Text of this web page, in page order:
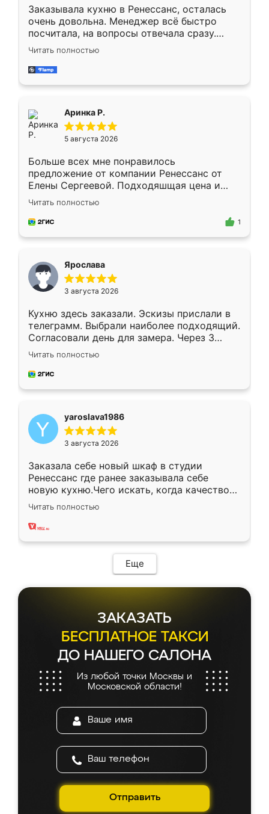
Заказывала кухню в Ренессанс, осталась
очень довольна. Менеджер всё быстро
посчитала, на вопросы отвечала сразу.
Замерщик приехал в субботу, подошёл к
делу со всей ответственностью. Собрали
за день, ребята работали аккуратно, даже
Читать полностью
Аринка Р.
5 августа 2026
Больше всех мне понравилось
предложение от компании Ренессанс от
Елены Сергеевой. Подходяшщая цена и
короткие сроки изготовления. Приехавший
для замера сотрудник Владислав
предложил по моему эскизу самый
Читать полностью
1
Ярослава
3 августа 2026
Кухню здесь заказали. Эскизы прислали в
телеграмм. Выбрали наиболее подходящий.
Согласовали день для замера. Через 3
недели кухня была уже готова. Остались
довольны работой. Спасибо Ренессанс
мебель за качественную работу!
Читать полностью
yaroslava1986
3 августа 2026
Заказала себе новый шкаф в студии
Ренессанс где ранее заказывала себе
новую кухню.Чего искать, когда качеством
вполне довольна. Служит кухня уже почти
два года, нареканий нет.
Читать полностью
Еще
ЗАКАЗАТЬ
БЕСПЛАТНОЕ ТАКСИ
ДО НАШЕГО САЛОНА
Из любой точки Москвы и
Московской области!
Отправить